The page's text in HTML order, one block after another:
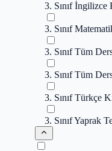
3. Sınıf İngilizce
3. Sınıf
3. Sınıf Tüm
3. Sınıf Tüm
3. Sınıf Türkçe
3. Sınıf Yaprak